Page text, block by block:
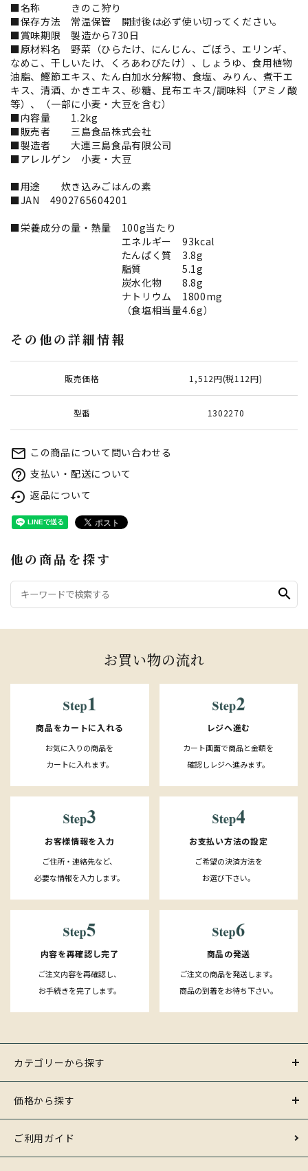
■名称 きのこ狩り
■保存方法 常温保管 開封後は必ず使い切ってください。
■賞味期限 製造から730日
■原材料名 野菜（ひらたけ、にんじん、ごぼう、エリンギ、
なめこ、干しいたけ、くろあわびたけ）、しょうゆ、食用植物
油脂、鰹節エキス、たん白加水分解物、食塩、みりん、煮干エ
キス、清酒、かきエキス、砂糖、昆布エキス/調味料（アミノ酸
等）、（一部に小麦・大豆を含む）
■内容量 1.2kg
■販売者 三島食品株式会社
■製造者 大連三島食品有限公司
■アレルゲン 小麦・大豆
■用途 炊き込みごはんの素
■JAN 4902765604201
■栄養成分の量・熱量 100g当たり
エネルギー 93kcal
たんぱく質 3.8g
脂質 5.1g
炭水化物 8.8g
ナトリウム 1800mg
（食塩相当量4.6g）
その他の詳細情報
販売価格 1,512円(税112円)
型番 1302270
mail_outline この商品について問い合わせる
help_outline 支払い・配送について
settings_backup_restore 返品について
他の商品を探す
search
お買い物の流れ
商品をカートに入れる
お気に入りの商品を
カートに入れます。
レジへ進む
カート画面で商品と金額を
確認しレジへ進みます。
お客様情報を入力
ご住所・連絡先など、
必要な情報を入力します。
お支払い方法の設定
ご希望の決済方法を
お選び下さい。
内容を再確認し完了
ご注文内容を再確認し、
お手続きを完了します。
商品の発送
ご注文の商品を発送します。
商品の到着をお待ち下さい。
カテゴリーから探す
価格から探す
ご利用ガイド